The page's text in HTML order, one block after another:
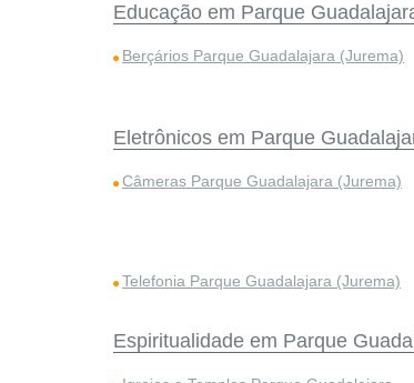
Educação em Parque
Berçários Parque Guadalajara (Jurema)
Eletrônicos em Parque
Câmeras Parque Guadalajara (Jurema)
Telefonia Parque Guadalajara (Jurema)
Espiritualidade em Parque